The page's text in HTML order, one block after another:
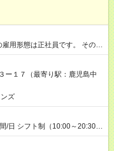
用形態は正社員です。 そのほ
は本採用時と同じです。
ー１７（最寄り駅：鹿児島中
ズ
/日 シフト制（10:00～20:30の
間は原則なし！ ＜シフト
14:00～20:00（実働6時間）